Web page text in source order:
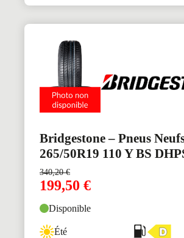
Bridgestone – Pneus
265/50R19 110 Y BS
340,20€
199,50 €
Disponible
Été